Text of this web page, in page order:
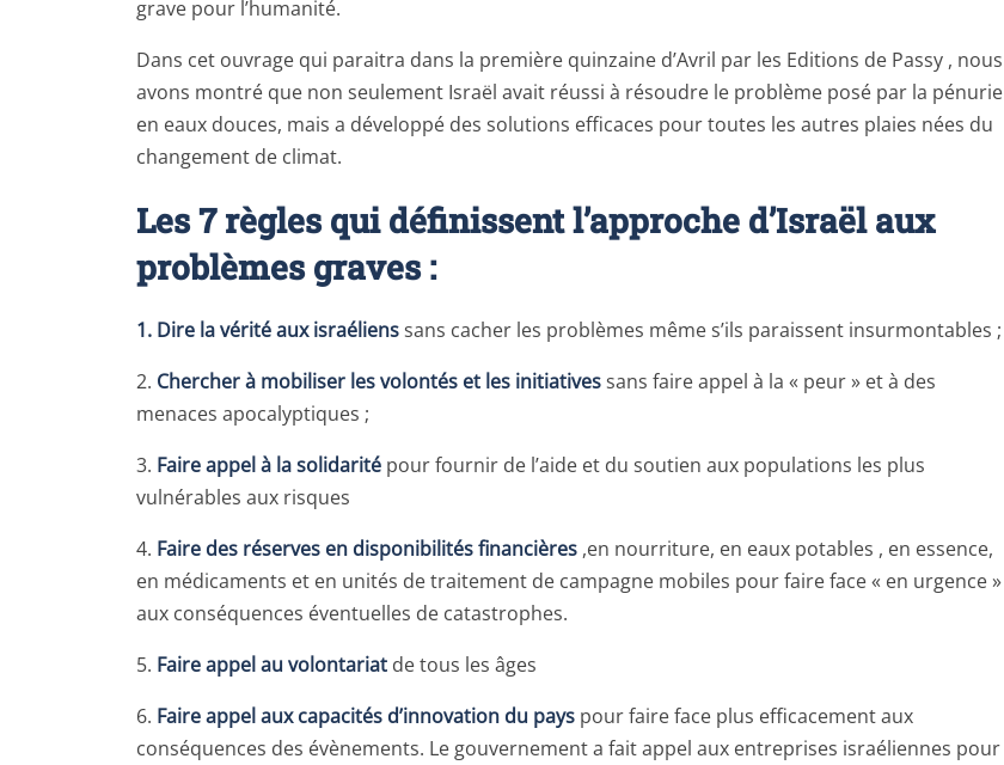
grave pour l’humanité.
Dans cet ouvrage qui paraitra dans la première quinzaine d’Avril par les Editions de Passy , nous
avons montré que non seulement Israël avait réussi à résoudre le problème posé par la pénurie
en eaux douces, mais a développé des solutions efficaces pour toutes les autres plaies nées du
changement de climat.
Les 7 règles qui définissent l’approche d’Israël aux
problèmes graves :
1. Dire la vérité aux israélienssans cacher les problèmes même s’ils paraissent insurmontables ;
2. Chercher à mobiliser les volontés et les initiativessans faire appel à la « peur » et à des
menaces apocalyptiques ;
3. Faire appel à la solidarité pour fournir de l’aide et du soutien aux populations les plus
vulnérables aux risques
4. Faire des réserves en disponibilités financières ,en nourriture, en eaux potables , en essence,
en médicaments et en unités de traitement de campagne mobiles pour faire face « en urgence »
aux conséquences éventuelles de catastrophes.
5. Faire appel au volontariat de tous les âges
6. Faire appel aux capacités d’innovation du pays pour faire face plus efficacement aux
conséquences des évènements. Le gouvernement a fait appel aux entreprises israéliennes pour